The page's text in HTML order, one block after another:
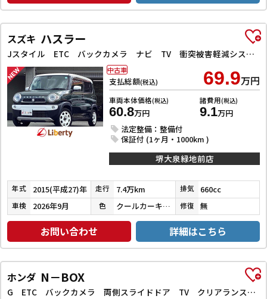
スズキ ハスラー
Jスタイル ETC バックカメラ ナビ TV 衝突被害軽減システム オートライト スマートキー アイドリングストップ 電動格納ミラー シートヒーター ベンチシート CVT ESC CD DVD再生
支払総額(税込) 69.9万円
車両本体価格(税込)
60.8万円
諸費用(税込)
9.1万円
法定整備：整備付
保証付 (1ヶ月・1000km )
中古車
堺大泉緑地前店
年式 2015(平成27)年 走行 7.4万km 排気 660cc
車検 2026年9月 色 クールカーキパールメタリック／ホワイト 修復 無
お問い合わせ 詳細はこちら
ホンダ N－BOX
G ETC バックカメラ 両側スライドドア TV クリアランスソナー オートクルーズコントロール レーンアシスト 衝突被害軽減システム オートライト LEDヘッドランプ スマートキー